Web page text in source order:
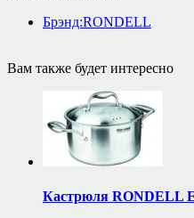
Брэнд:RONDELL
Вам также будет интересно
Кастрюля RONDELL